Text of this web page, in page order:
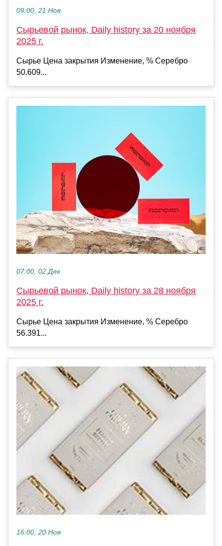
09:00, 21 Ноя
Сырьевой рынок, Daily history за 20 ноября
2025 г.
Сырье Цена закрытия Изменение, % Серебро
50.609...
07:00, 02 Дек
Сырьевой рынок, Daily history за 28 ноября
2025 г.
Сырье Цена закрытия Изменение, % Серебро
56.391...
16:00, 20 Ноя